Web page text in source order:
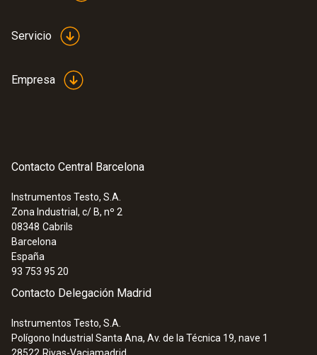
Servicio
Empresa
Contacto Central Barcelona
Instrumentos Testo, S.A.
Zona Industrial, c/ B, nº 2
08348 Cabrils
Barcelona
España
93 753 95 20
Contacto Delegación Madrid
Instrumentos Testo, S.A.
Polígono Industrial Santa Ana, Av. de la Técnica 19, nave 1